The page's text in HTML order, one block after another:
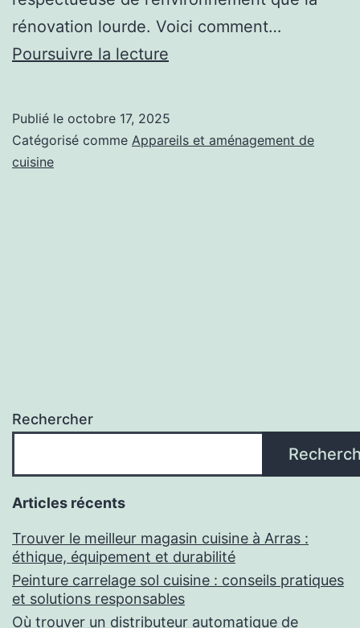
rénovation lourde. Voici comment…
Poursuivre la lecture
cuisine
Publié le octobre 17, 2025
Catégorisé comme Appareils et aménagement de
cuisine
Rechercher
Articles récents
Trouver le meilleur magasin cuisine à Arras :
éthique, équipement et durabilité
Peinture carrelage sol cuisine : conseils pratiques
et solutions responsables
Où trouver un distributeur automatique de